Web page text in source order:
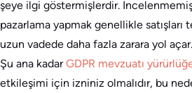
şeye ilgi göstermişlerdir.
pazarlama yapmak genellikle
uzun vadede daha fazla zarara yol açar.
Şu ana kadarGDPR mevzuatı
etkileşimi için izniniz olmalıdır, bu